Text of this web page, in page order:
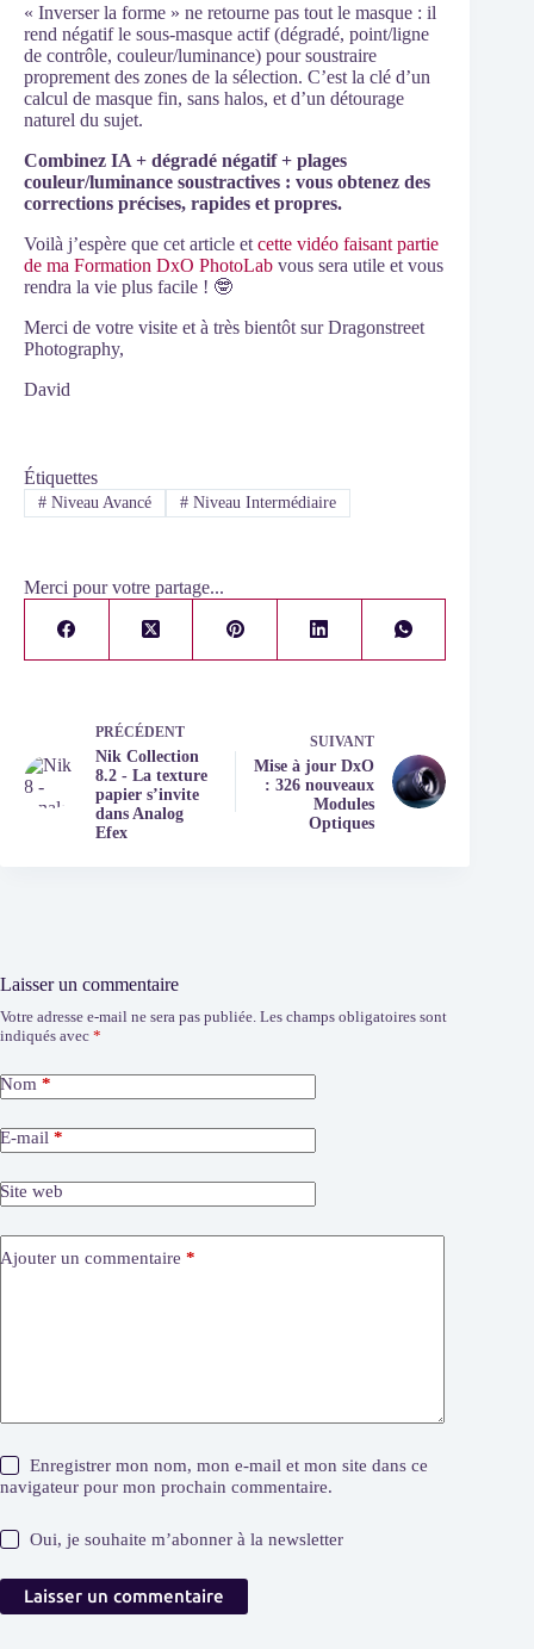
« Inverser la forme » ne retourne pas tout le masque : il
rend négatif le sous-masque actif (dégradé, point/ligne
de contrôle, couleur/luminance) pour soustraire
proprement des zones de la sélection. C’est la clé d’un
calcul de masque fin, sans halos, et d’un détourage
naturel du sujet.
Combinez IA + dégradé négatif + plages
couleur/luminance soustractives : vous obtenez des
corrections précises, rapides et propres.
Voilà j’espère que cet article et cette vidéo faisant partie
de ma Formation DxO PhotoLab vous sera utile et vous
rendra la vie plus facile ! 🤓
Merci de votre visite et à très bientôt sur Dragonstreet
Photography,
David
Étiquettes
#Niveau Avancé #Niveau Intermédiaire
Merci pour votre partage...
PRÉCÉDENT
Nik Collection
8.2 - La texture
papier s’invite
dans Analog
Efex
SUIVANT
Mise à jour DxO
: 326 nouveaux
Modules
Optiques
Laisser un commentaire
Votre adresse e-mail ne sera pas publiée. Les champs obligatoires sont
indiqués avec *
Nom *
E-mail *
Site web
Ajouter un commentaire *
Enregistrer mon nom, mon e-mail et mon site dans ce
navigateur pour mon prochain commentaire.
Oui, je souhaite m’abonner à la newsletter
Laisser un commentaire